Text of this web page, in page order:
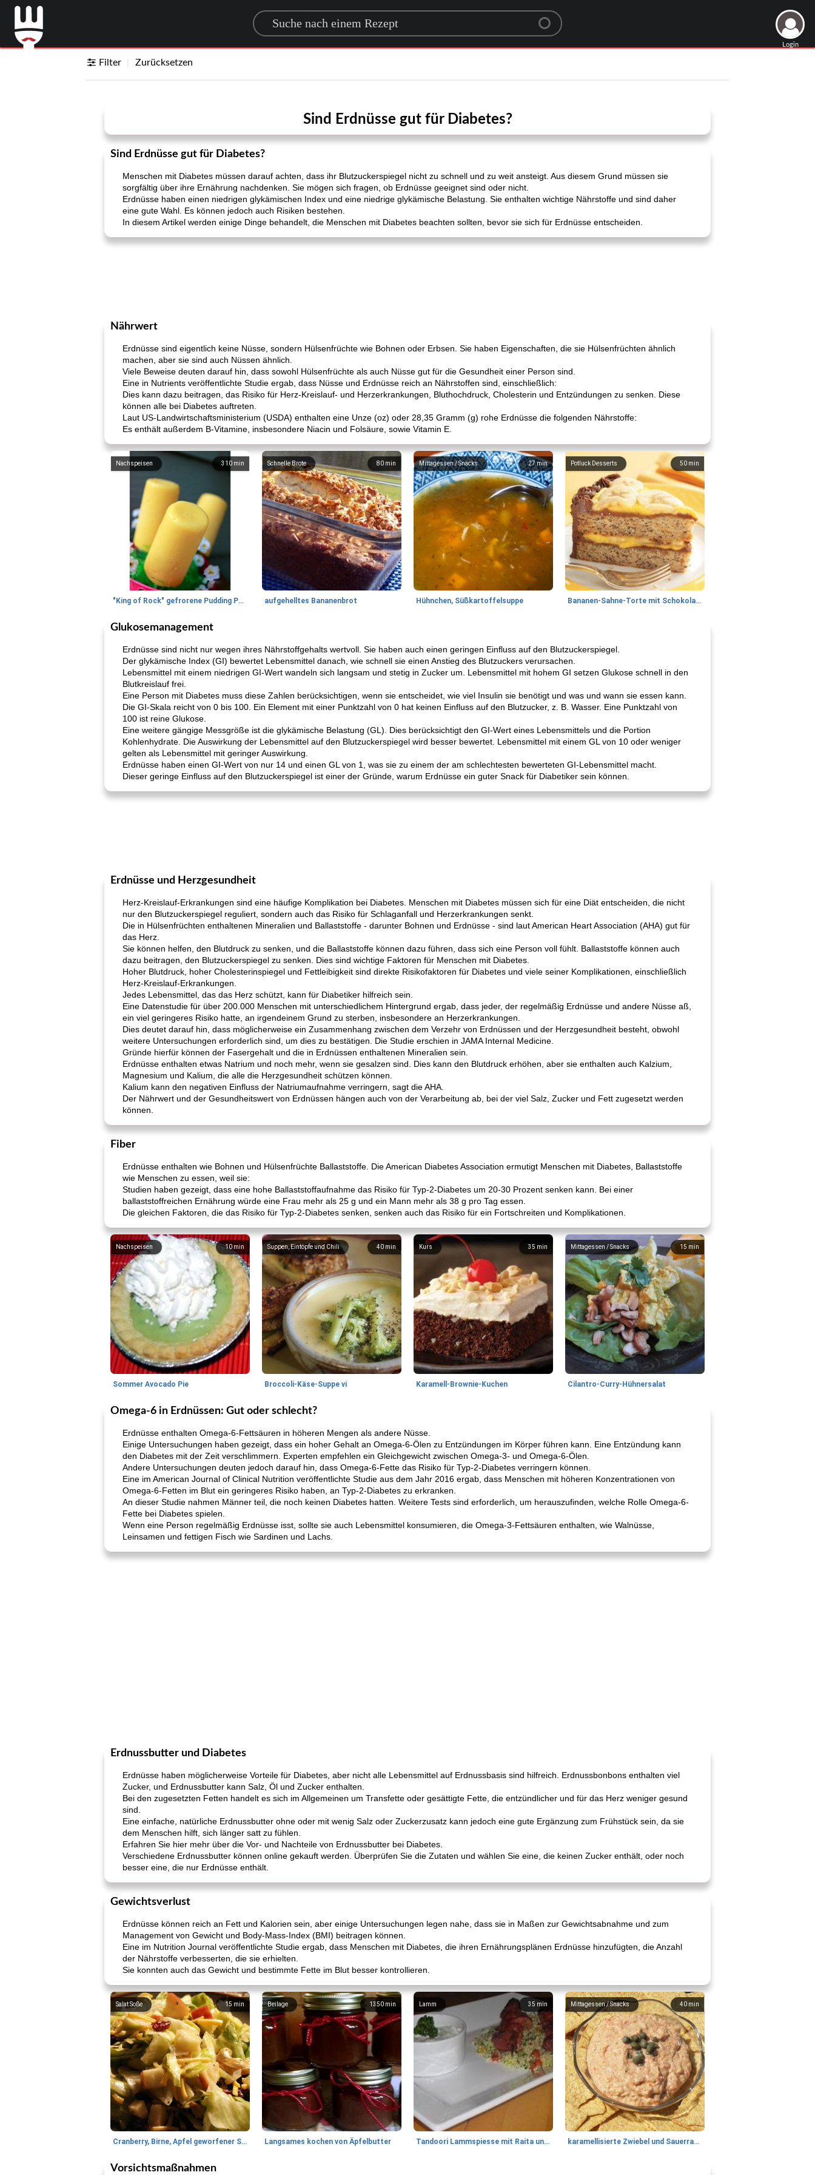
Search for a recipe
Login
Filter Zurücksetzen
Sind Erdnüsse gut für Diabetes?
Sind Erdnüsse gut für Diabetes?
Menschen mit Diabetes müssen darauf achten, dass ihr Blutzuckerspiegel nicht zu schnell und zu weit ansteigt. Aus diesem Grund müssen sie
sorgfältig über ihre Ernährung nachdenken. Sie mögen sich fragen, ob Erdnüsse geeignet sind oder nicht.
Erdnüsse haben einen niedrigen glykämischen Index und eine niedrige glykämische Belastung. Sie enthalten wichtige Nährstoffe und sind daher
eine gute Wahl. Es können jedoch auch Risiken bestehen.
In diesem Artikel werden einige Dinge behandelt, die Menschen mit Diabetes beachten sollten, bevor sie sich für Erdnüsse entscheiden.
Nährwert
Erdnüsse sind eigentlich keine Nüsse, sondern Hülsenfrüchte wie Bohnen oder Erbsen. Sie haben Eigenschaften, die sie Hülsenfrüchten ähnlich
machen, aber sie sind auch Nüssen ähnlich.
Viele Beweise deuten darauf hin, dass sowohl Hülsenfrüchte als auch Nüsse gut für die Gesundheit einer Person sind.
Eine in Nutrients veröffentlichte Studie ergab, dass Nüsse und Erdnüsse reich an Nährstoffen sind, einschließlich:
Dies kann dazu beitragen, das Risiko für Herz-Kreislauf- und Herzerkrankungen, Bluthochdruck, Cholesterin und Entzündungen zu senken. Diese
können alle bei Diabetes auftreten.
Laut US-Landwirtschaftsministerium (USDA) enthalten eine Unze (oz) oder 28,35 Gramm (g) rohe Erdnüsse die folgenden Nährstoffe:
Es enthält außerdem B-Vitamine, insbesondere Niacin und Folsäure, sowie Vitamin E.
310 min
Nachspeisen
"King of Rock" gefrorene Pudding Pops
80 min
Schnelle Brote
aufgehelltes Bananenbrot
27min
Mittagessen / Snacks
Hühnchen, Süßkartoffelsuppe
50 min
Potluck Desserts
Bananen-Sahne-Torte mit Schokoladenglasur
Glukosemanagement
Erdnüsse sind nicht nur wegen ihres Nährstoffgehalts wertvoll. Sie haben auch einen geringen Einfluss auf den Blutzuckerspiegel.
Der glykämische Index (GI) bewertet Lebensmittel danach, wie schnell sie einen Anstieg des Blutzuckers verursachen.
Lebensmittel mit einem niedrigen GI-Wert wandeln sich langsam und stetig in Zucker um. Lebensmittel mit hohem GI setzen Glukose schnell in den
Blutkreislauf frei.
Eine Person mit Diabetes muss diese Zahlen berücksichtigen, wenn sie entscheidet, wie viel Insulin sie benötigt und was und wann sie essen kann.
Die GI-Skala reicht von 0 bis 100. Ein Element mit einer Punktzahl von 0 hat keinen Einfluss auf den Blutzucker, z. B. Wasser. Eine Punktzahl von
100 ist reine Glukose.
Eine weitere gängige Messgröße ist die glykämische Belastung (GL). Dies berücksichtigt den GI-Wert eines Lebensmittels und die Portion
Kohlenhydrate. Die Auswirkung der Lebensmittel auf den Blutzuckerspiegel wird besser bewertet. Lebensmittel mit einem GL von 10 oder weniger
gelten als Lebensmittel mit geringer Auswirkung.
Erdnüsse haben einen GI-Wert von nur 14 und einen GL von 1, was sie zu einem der am schlechtesten bewerteten GI-Lebensmittel macht.
Dieser geringe Einfluss auf den Blutzuckerspiegel ist einer der Gründe, warum Erdnüsse ein guter Snack für Diabetiker sein können.
Erdnüsse und Herzgesundheit
Herz-Kreislauf-Erkrankungen sind eine häufige Komplikation bei Diabetes. Menschen mit Diabetes müssen sich für eine Diät entscheiden, die nicht
nur den Blutzuckerspiegel reguliert, sondern auch das Risiko für Schlaganfall und Herzerkrankungen senkt.
Die in Hülsenfrüchten enthaltenen Mineralien und Ballaststoffe - darunter Bohnen und Erdnüsse - sind laut American Heart Association (AHA) gut für
das Herz.
Sie können helfen, den Blutdruck zu senken, und die Ballaststoffe können dazu führen, dass sich eine Person voll fühlt. Ballaststoffe können auch
dazu beitragen, den Blutzuckerspiegel zu senken. Dies sind wichtige Faktoren für Menschen mit Diabetes.
Hoher Blutdruck, hoher Cholesterinspiegel und Fettleibigkeit sind direkte Risikofaktoren für Diabetes und viele seiner Komplikationen, einschließlich
Herz-Kreislauf-Erkrankungen.
Jedes Lebensmittel, das das Herz schützt, kann für Diabetiker hilfreich sein.
Eine Datenstudie für über 200.000 Menschen mit unterschiedlichem Hintergrund ergab, dass jeder, der regelmäßig Erdnüsse und andere Nüsse aß,
ein viel geringeres Risiko hatte, an irgendeinem Grund zu sterben, insbesondere an Herzerkrankungen.
Dies deutet darauf hin, dass möglicherweise ein Zusammenhang zwischen dem Verzehr von Erdnüssen und der Herzgesundheit besteht, obwohl
weitere Untersuchungen erforderlich sind, um dies zu bestätigen. Die Studie erschien in JAMA Internal Medicine.
Gründe hierfür können der Fasergehalt und die in Erdnüssen enthaltenen Mineralien sein.
Erdnüsse enthalten etwas Natrium und noch mehr, wenn sie gesalzen sind. Dies kann den Blutdruck erhöhen, aber sie enthalten auch Kalzium,
Magnesium und Kalium, die alle die Herzgesundheit schützen können.
Kalium kann den negativen Einfluss der Natriumaufnahme verringern, sagt die AHA.
Der Nährwert und der Gesundheitswert von Erdnüssen hängen auch von der Verarbeitung ab, bei der viel Salz, Zucker und Fett zugesetzt werden
können.
Fiber
Erdnüsse enthalten wie Bohnen und Hülsenfrüchte Ballaststoffe. Die American Diabetes Association ermutigt Menschen mit Diabetes, Ballaststoffe
wie Menschen zu essen, weil sie:
Studien haben gezeigt, dass eine hohe Ballaststoffaufnahme das Risiko für Typ-2-Diabetes um 20-30 Prozent senken kann. Bei einer
ballaststoffreichen Ernährung würde eine Frau mehr als 25 g und ein Mann mehr als 38 g pro Tag essen.
Die gleichen Faktoren, die das Risiko für Typ-2-Diabetes senken, senken auch das Risiko für ein Fortschreiten und Komplikationen.
10 min
Nachspeisen
Sommer Avocado Pie
40 min
Suppen, Eintöpfe und Chili
Broccoli-Käse-Suppe vi
35 min
Kurs
Karamell-Brownie-Kuchen
15 min
Mittagessen / Snacks
Cilantro-Curry-Hühnersalat
Omega-6 in Erdnüssen: Gut oder schlecht?
Erdnüsse enthalten Omega-6-Fettsäuren in höheren Mengen als andere Nüsse.
Einige Untersuchungen haben gezeigt, dass ein hoher Gehalt an Omega-6-Ölen zu Entzündungen im Körper führen kann. Eine Entzündung kann
den Diabetes mit der Zeit verschlimmern. Experten empfehlen ein Gleichgewicht zwischen Omega-3- und Omega-6-Ölen.
Andere Untersuchungen deuten jedoch darauf hin, dass Omega-6-Fette das Risiko für Typ-2-Diabetes verringern können.
Eine im American Journal of Clinical Nutrition veröffentlichte Studie aus dem Jahr 2016 ergab, dass Menschen mit höheren Konzentrationen von
Omega-6-Fetten im Blut ein geringeres Risiko haben, an Typ-2-Diabetes zu erkranken.
An dieser Studie nahmen Männer teil, die noch keinen Diabetes hatten. Weitere Tests sind erforderlich, um herauszufinden, welche Rolle Omega-6-
Fette bei Diabetes spielen.
Wenn eine Person regelmäßig Erdnüsse isst, sollte sie auch Lebensmittel konsumieren, die Omega-3-Fettsäuren enthalten, wie Walnüsse,
Leinsamen und fettigen Fisch wie Sardinen und Lachs.
Erdnussbutter und Diabetes
Erdnüsse haben möglicherweise Vorteile für Diabetes, aber nicht alle Lebensmittel auf Erdnussbasis sind hilfreich. Erdnussbonbons enthalten viel
Zucker, und Erdnussbutter kann Salz, Öl und Zucker enthalten.
Bei den zugesetzten Fetten handelt es sich im Allgemeinen um Transfette oder gesättigte Fette, die entzündlicher und für das Herz weniger gesund
sind.
Eine einfache, natürliche Erdnussbutter ohne oder mit wenig Salz oder Zuckerzusatz kann jedoch eine gute Ergänzung zum Frühstück sein, da sie
dem Menschen hilft, sich länger satt zu fühlen.
Erfahren Sie hier mehr über die Vor- und Nachteile von Erdnussbutter bei Diabetes.
Verschiedene Erdnussbutter können online gekauft werden. Überprüfen Sie die Zutaten und wählen Sie eine, die keinen Zucker enthält, oder noch
besser eine, die nur Erdnüsse enthält.
Gewichtsverlust
Erdnüsse können reich an Fett und Kalorien sein, aber einige Untersuchungen legen nahe, dass sie in Maßen zur Gewichtsabnahme und zum
Management von Gewicht und Body-Mass-Index (BMI) beitragen können.
Eine im Nutrition Journal veröffentlichte Studie ergab, dass Menschen mit Diabetes, die ihren Ernährungsplänen Erdnüsse hinzufügten, die Anzahl
der Nährstoffe verbesserten, die sie erhielten.
Sie konnten auch das Gewicht und bestimmte Fette im Blut besser kontrollieren.
15 min
Salat Soße
Cranberry, Birne, Apfel geworfener Salat
1350 min
Beilage
Langsames kochen von Äpfelbutter
35 min
Lamm
Tandoori Lammspiesse mit Raita und Couscous
40 min
Mittagessen / Snacks
karamellisierte Zwiebel und Sauerrahmaufstrich
Vorsichtsmaßnahmen